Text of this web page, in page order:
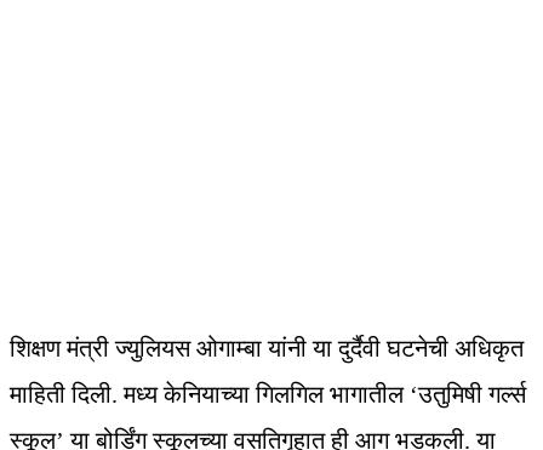
शिक्षण मंत्री ज्युलियस ओगाम्बा यांनी या दुर्दैवी घटनेची अधिकृत
माहिती दिली. मध्य केनियाच्या गिलगिल भागातील ‘उतुमिषी गर्ल्स
स्कूल’ या बोर्डिंग स्कूलच्या वसतिगृहात ही आग भडकली. या